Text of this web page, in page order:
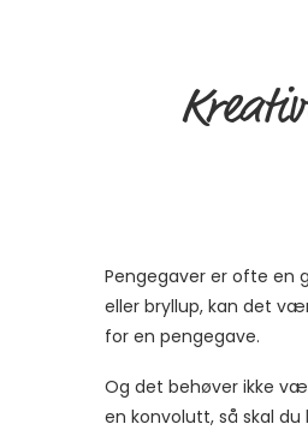
Pengegaver er ofte en
eller bryllup, kan det
for en pengegave.
Og det behøver ikke
en konvolutt, så skal du